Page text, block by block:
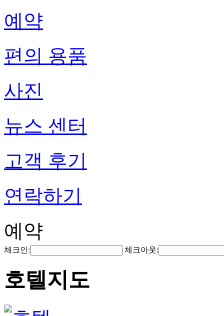
예약
편의 용품
사진
뉴스 센터
고객 후기
연락하기
예약
체크인: 체크아웃:
호텔지도